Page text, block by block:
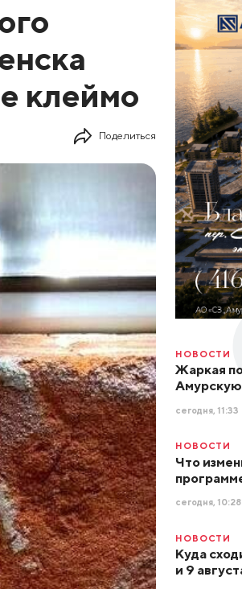
клеймо
Поделиться
НОВОСТИ
Жаркая
Амурскую
сегодня, 11:33
НОВОСТИ
Что
сегодня, 10:28
НОВОСТИ
Куда
и 9